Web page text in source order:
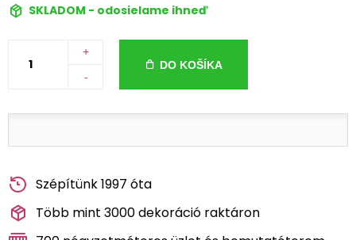
SKLADOM - odosielame ihneď
+
-
DO KOŠÍKA
Szépítünk 1997 óta
Több mint 3000 dekoráció raktáron